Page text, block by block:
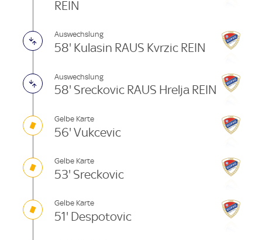
REIN
Auswechslung
58' Kulasin RAUS Kvrzic REIN
Auswechslung
58' Sreckovic RAUS Hrelja REIN
Gelbe Karte
56' Vukcevic
Gelbe Karte
53' Sreckovic
Gelbe Karte
51' Despotovic